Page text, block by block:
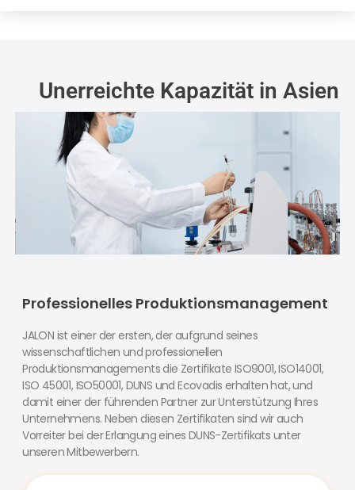
Unerreichte Kapazität in Asien
Professionelles Produktionsmanagement
JALON ist einer der ersten, der aufgrund seines
wissenschaftlichen und professionellen
Produktionsmanagements die Zertifikate ISO9001, ISO14001,
ISO 45001, ISO50001, DUNS und Ecovadis erhalten hat, und
damit einer der führenden Partner zur Unterstützung Ihres
Unternehmens. Neben diesen Zertifikaten sind wir auch
Vorreiter bei der Erlangung eines DUNS-Zertifikats unter
unseren Mitbewerbern.